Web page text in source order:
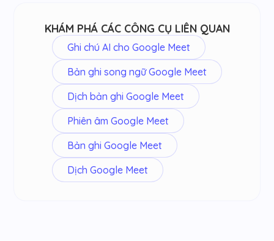
KHÁM PHÁ CÁC CÔNG CỤ LIÊN QUAN
Ghi chú AI cho Google Meet
Bản ghi song ngữ Google Meet
Dịch bản ghi Google Meet
Phiên âm Google Meet
Bản ghi Google Meet
Dịch Google Meet